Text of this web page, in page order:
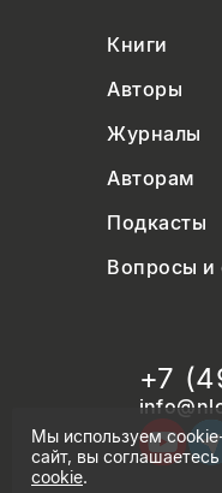
Книги
Авторы
Журналы
Авторам
Подкасты
Вопросы и
+7
Мы используем
сайт, вы
cookie.